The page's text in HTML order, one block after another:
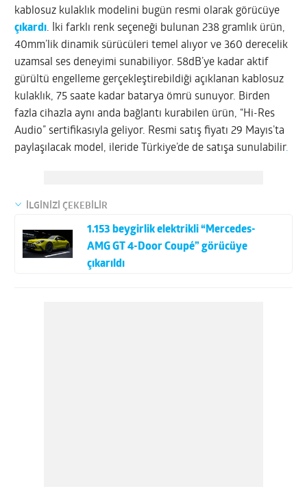
kablosuz kulaklık modelini bugün resmi olarak görücüye
çıkardı. İki farklı renk seçeneği bulunan 238 gramlık ürün,
40mm’lik dinamik sürücüleri temel alıyor ve 360 derecelik
uzamsal ses deneyimi sunabiliyor. 58dB’ye kadar aktif
gürültü engelleme gerçekleştirebildiği açıklanan kablosuz
kulaklık, 75 saate kadar batarya ömrü sunuyor. Birden
fazla cihazla aynı anda bağlantı kurabilen ürün, “Hi-Res
Audio” sertifikasıyla geliyor. Resmi satış fiyatı 29 Mayıs’ta
paylaşılacak model, ileride Türkiye’de de satışa sunulabilir.
İLGİNİZİ ÇEKEBİLİR
1.153 beygirlik elektrikli “Mercedes-
AMG GT 4-Door Coupé” görücüye
çıkarıldı